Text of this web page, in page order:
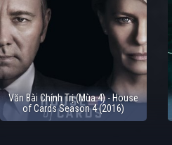
Văn Bài Chính Trị (Mùa 4) - House
of Cards Season 4 (2016)